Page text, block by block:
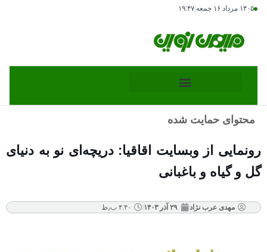
۱۴۰۵ مرداد ۱۶ جمعه ۱۹:۴۷
محتوای حمایت شده
رونمایی از وبسایت اقاقیا: دریچه‌ای نو به دنیای
گل و گیاه و باغبانی
مهدی عرب نژاد ۲۹ آذر ۱۴۰۳ ۴:۴۰ ب٫ظ